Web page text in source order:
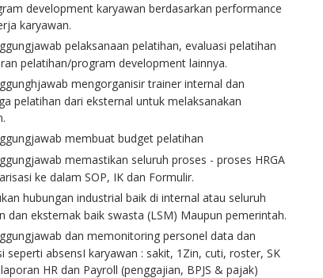
development karyawan berdasarkan performance
karyawan.
pelaksanaan pelatihan, evaluasi pelatihan
pelatihan/program development lainnya.
mengorganisir trainer internal dan
pelatihan dari eksternal untuk melaksanakan
membuat budget pelatihan
memastikan seluruh proses - proses HRGA
ke dalam SOP, IK dan Formulir.
hubungan industrial baik di internal atau seluruh
dan eksternak baik swasta (LSM) Maupun pemerintah.
dan memonitoring personel data dan
seperti absensI karyawan : sakit, 1Zin, cuti, roster, SK
HR dan Payroll (penggajian, BPJS & pajak)